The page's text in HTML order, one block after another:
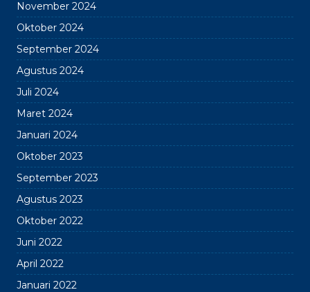
November 2024
Oktober 2024
September 2024
Agustus 2024
Juli 2024
Maret 2024
Januari 2024
Oktober 2023
September 2023
Agustus 2023
Oktober 2022
Juni 2022
April 2022
Januari 2022